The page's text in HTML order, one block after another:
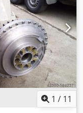
1 / 11